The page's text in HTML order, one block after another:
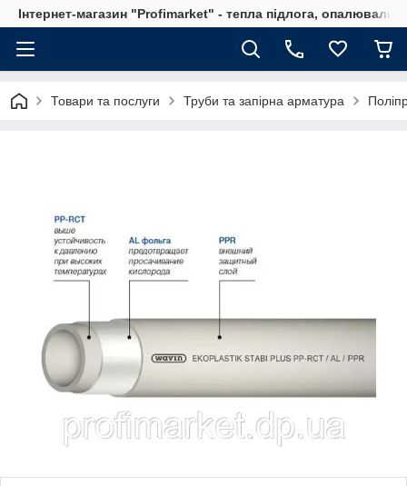
Інтернет-магазин "Profimarket" - тепла підлога,
Товари та послуги Труби та запірна арматура